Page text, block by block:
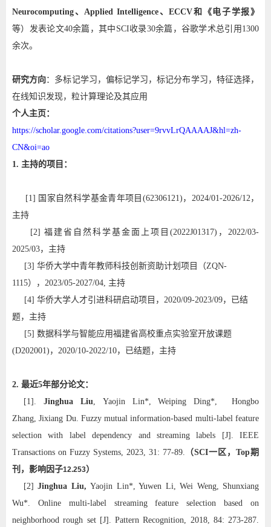
Neurocomputing、Applied Intelligence、ECCV和《电子学报》
等）发表论文40余篇，其中SCI收录30余篇，谷歌学术总引用1300
余次。
研究方向 ：多标记学习，偏标记学习，标记分布学习，特征选择，
在线知识发现，粒计算理论及其应用
个人主页：
https://scholar.google.com/citations?user=9rvvLrQAAAAJ&hl=zh-
CN&oi=ao
1. 主持的项目：
[1] 国家自然科学基金青年项目(62306121)，2024/01-2026/12，
主持
[2] 福建省自然科学基金面上项目(2022J01317)，2022/03-
2025/03，主持
[3] 华侨大学中青年教师科技创新资助计划项目（ZQN-
1115），2023/05-2027/04, 主持
[4] 华侨大学人才引进科研启动项目，2020/09-2023/09，已结
题，主持
[5] 数据科学与智能应用福建省高校重点实验室开放课题
(D202001)，2020/10-2022/10，已结题，主持
2. 最近5年部分论文：
[1]. Jinghua Liu, Yaojin Lin*, Weiping Ding*, Hongbo
Zhang, Jixiang Du. Fuzzy mutual information-based multi-label feature
selection with label dependency and streaming labels [J]. IEEE
Transactions on Fuzzy Systems, 2023, 31: 77-89. （SCI一区，Top期
刊，影响因子12.253）
[2]Jinghua Liu, Yaojin Lin*, Yuwen Li, Wei Weng, Shunxiang
Wu*. Online multi-label streaming feature selection based on
neighborhood rough set [J]. Pattern Recognition, 2018, 84: 273-287.